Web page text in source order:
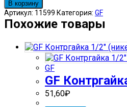
GF
Заглушка
3/8"
крышка
(никель)
В корзину
Артикул: 11599 Категория: GF
Похожие товары
GF
GF
51,60₽